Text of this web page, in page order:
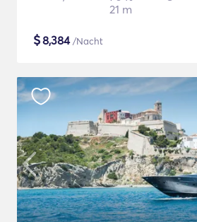
21 m
$8,384/Nacht